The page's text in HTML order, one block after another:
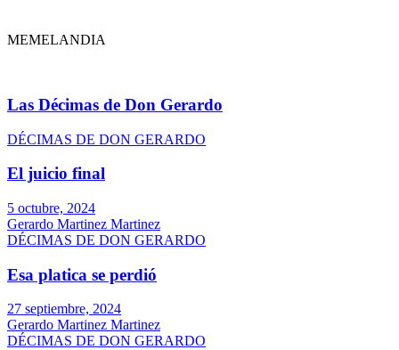
MEMELANDIA
Las Décimas de Don Gerardo
DÉCIMAS DE DON GERARDO
El juicio final
5 octubre, 2024
Gerardo Martinez Martinez
DÉCIMAS DE DON GERARDO
Esa platica se perdió
27 septiembre, 2024
Gerardo Martinez Martinez
DÉCIMAS DE DON GERARDO